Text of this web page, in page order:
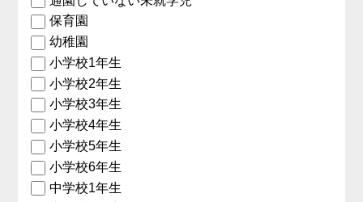
保育園
幼稚園
小学校1年生
小学校2年生
小学校3年生
小学校4年生
小学校5年生
小学校6年生
中学校1年生